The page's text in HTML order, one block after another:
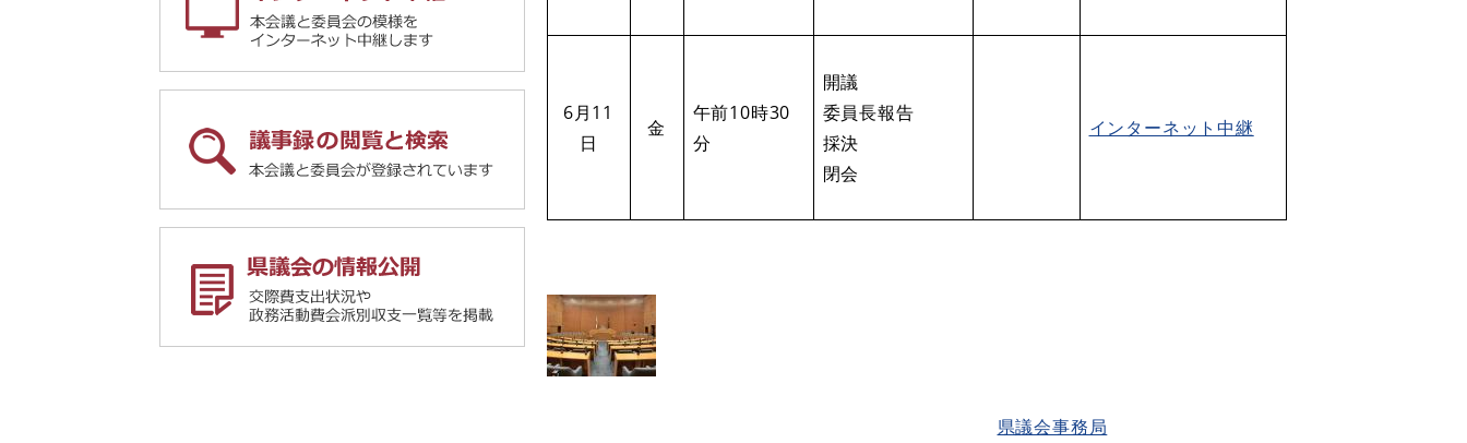
6月11
日
金
午前10時30
分
開議
委員長報告
採決
閉会
インターネット中継
県議会事務局